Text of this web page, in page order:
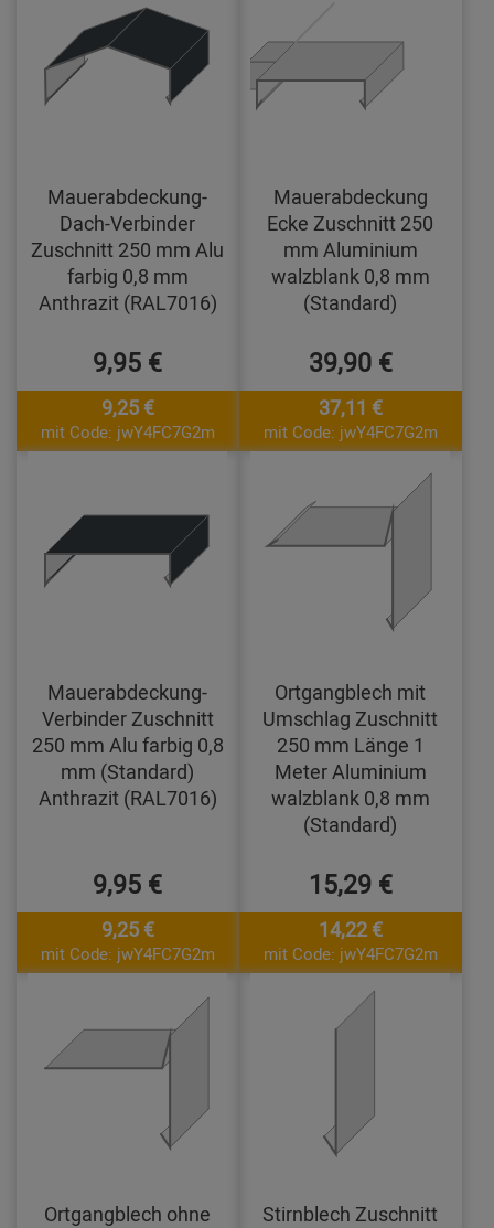
Mauerabdeckung-
Dach-Verbinder
Zuschnitt 250 mm Alu
farbig 0,8 mm
Anthrazit (RAL7016)
9,95 €
9,25 €
mit Code: jwY4FC7G2m
Mauerabdeckung
Ecke Zuschnitt 250
mm Aluminium
walzblank 0,8 mm
(Standard)
39,90 €
37,11 €
mit Code: jwY4FC7G2m
Mauerabdeckung-
Verbinder Zuschnitt
250 mm Alu farbig 0,8
mm (Standard)
Anthrazit (RAL7016)
9,95 €
9,25 €
mit Code: jwY4FC7G2m
Ortgangblech mit
Umschlag Zuschnitt
250 mm Länge 1
Meter Aluminium
walzblank 0,8 mm
(Standard)
15,29 €
14,22 €
mit Code: jwY4FC7G2m
Ortgangblech ohne
Stirnblech Zuschnitt